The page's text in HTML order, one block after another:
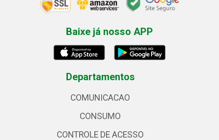
Baixe já nosso APP
Departamentos
COMUNICACAO
CONSUMO
CONTROLE DE ACESSO